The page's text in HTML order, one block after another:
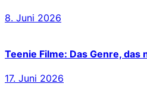
8. Juni 2026
Teenie Filme: Das Genre, das
17. Juni 2026